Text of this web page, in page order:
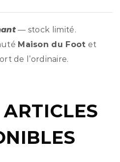
— stock limité.
Maison du Foot et
de l’ordinaire.